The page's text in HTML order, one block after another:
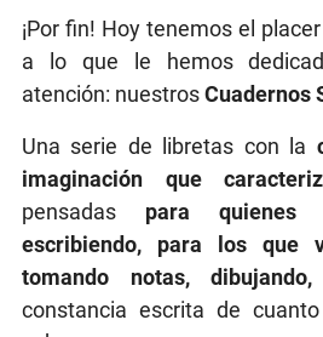
¡Por fin! Hoy tenemos el
a lo que le hemos
atención: nuestrosCuadernos
Una serie de libretas con la
imaginación que
pensadas para quienes
escribiendo, para los que
tomando notas, dibujando,
constancia escrita de